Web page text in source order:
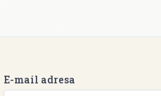
E-mail adresa